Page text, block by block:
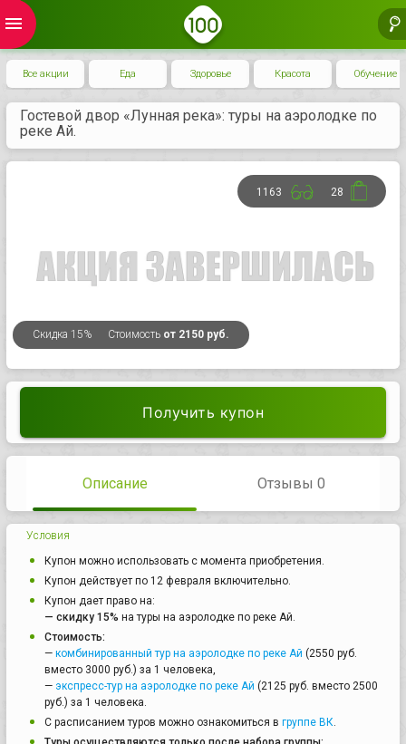
menu
Все акции Еда Здоровье Красота Обучение
Гостевой двор «Лунная река»: туры на аэролодке по
реке Ай.
Скидка 15% Стоимость от 2150 руб.
1163 28
Получить купон
Описание Отзывы 0
Условия
Купон можно использовать с момента приобретения.
Купон действует по 12 февраля включительно.
Купон дает право на:
— скидку 15% на туры на аэролодке по реке Ай.
Стоимость:
— комбинированный тур на аэролодке по реке Ай (2550 руб.
вместо 3000 руб.) за 1 человека,
— экспресс-тур на аэролодке по реке Ай (2125 руб. вместо 2500
руб.) за 1 человека.
С расписанием туров можно ознакомиться в группе ВК